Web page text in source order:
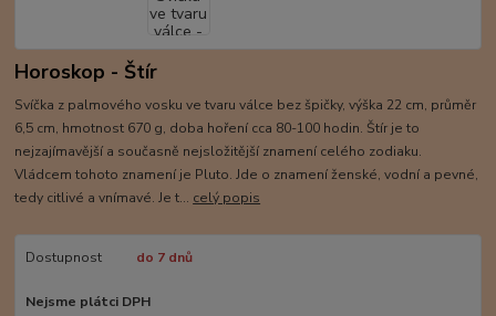
Horoskop - Štír
Svíčka z palmového vosku ve tvaru válce bez špičky, výška 22 cm, průměr
6,5 cm, hmotnost 670 g, doba hoření cca 80-100 hodin. Štír je to
nejzajímavější a současně nejsložitější znamení celého zodiaku.
Vládcem tohoto znamení je Pluto. Jde o znamení ženské, vodní a pevné,
tedy citlivé a vnímavé. Je t... celý popis
Dostupnost do 7 dnů
Nejsme plátci DPH